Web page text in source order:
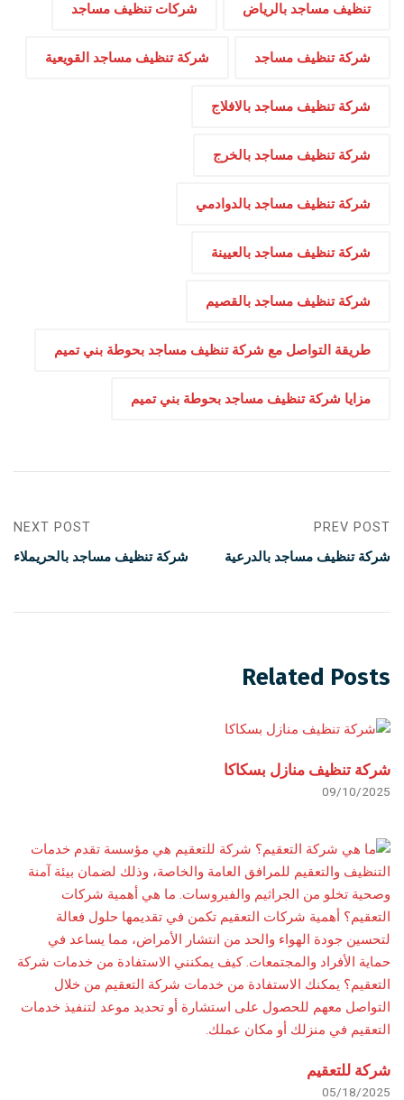
تنظيف مساجد بالرياض شركات تنظيف مساجد
شركة تنظيف مساجد شركة تنظيف مساجد القويعية
شركة تنظيف مساجد بالافلاج
شركة تنظيف مساجد بالخرج
شركة تنظيف مساجد بالدوادمي
شركة تنظيف مساجد بالعيينة
شركة تنظيف مساجد بالقصيم
طريقة التواصل مع شركة تنظيف مساجد بحوطة بني تميم
مزايا شركة تنظيف مساجد بحوطة بني تميم
PREV POST
شركة تنظيف مساجد بالدرعية
NEXT POST
شركة تنظيف مساجد بالحريملاء
Related Posts
شركة تنظيف منازل بسكاكا
09/10/2025
شركة للتعقيم
05/18/2025